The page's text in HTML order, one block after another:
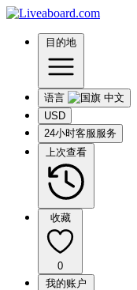
目的地
语言
USD
24小时客服服务
上次查看
收藏
0
我的账户